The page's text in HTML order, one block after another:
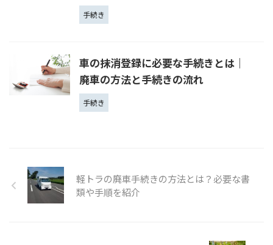
手続き
車の抹消登録に必要な手続きとは｜
廃車の方法と手続きの流れ
手続き
軽トラの廃車手続きの方法とは？必要な書
類や手順を紹介